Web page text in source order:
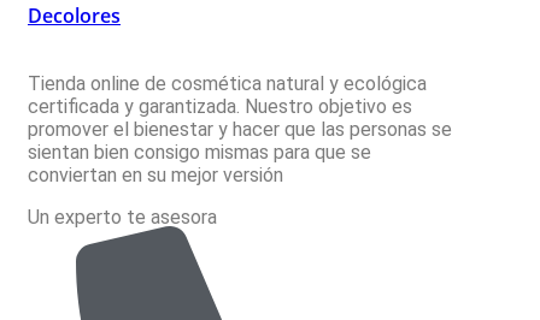
Decolores
Tienda online de cosmética natural y ecológica
certificada y garantizada. Nuestro objetivo es
promover el bienestar y hacer que las personas se
sientan bien consigo mismas para que se
conviertan en su mejor versión
Un experto te asesora